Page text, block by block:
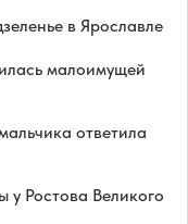
в Ярославле
малоимущей
ответила
у Ростова Великого